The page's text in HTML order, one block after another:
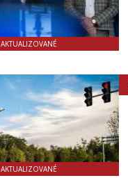
AKTUALIZOVANÉ
AKTUALIZOVANÉ